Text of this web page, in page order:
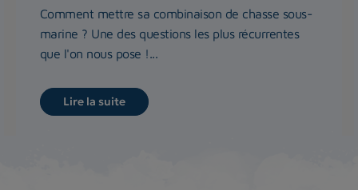
Comment mettre sa combinaison de chasse sous-
marine ? Une des questions les plus récurrentes
que l'on nous pose !...
Lire la suite